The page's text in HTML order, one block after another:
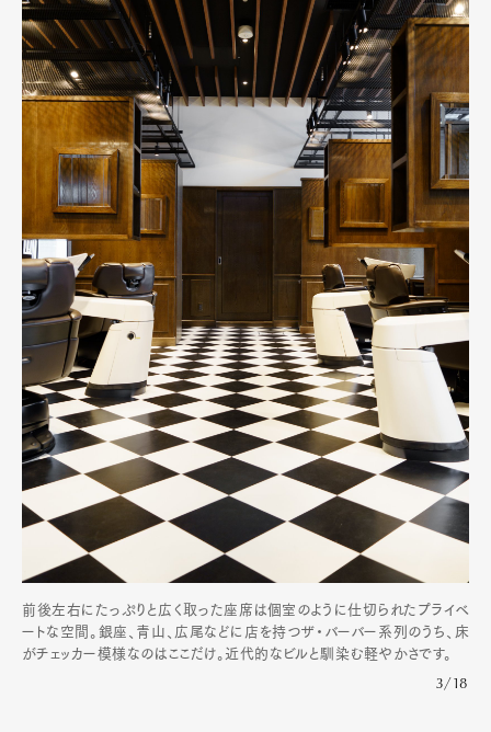
前後左右にたっぷりと広く取った座席は個室のように仕切られたプライベ
ートな空間。銀座、青山、広尾などに店を持つザ・バーバー系列のうち、床
がチェッカー模様なのはここだけ。近代的なビルと馴染む軽やかさです。
3/18